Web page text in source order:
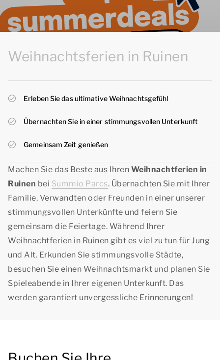
Weihnachtsferien in Ruinen
Erleben Sie das ultimative Weihnachtsgefühl
Übernachten Sie in einer stimmungsvollen Unterkunft
Gemeinsam Zeit genießen
Machen Sie das Beste aus Ihren Weihnachtferien in
Ruinen bei Summio Parcs. Übernachten Sie mit Ihrer
Familie, Verwandten oder Freunden in einer unserer
stimmungsvollen Unterkünfte und feiern Sie
gemeinsam die Feiertage. Während Ihrer
Weihnachtferien in Ruinen gibt es viel zu tun für Jung
und Alt. Erkunden Sie stimmungsvolle Städte,
besuchen Sie einen Weihnachtsmarkt und planen Sie
Spieleabende in Ihrer eigenen Unterkunft. Das
werden garantiert unvergessliche Erinnerungen!